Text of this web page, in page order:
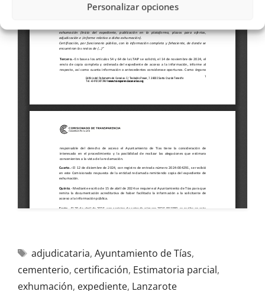
Personalizar opciones
adjudicataria, Ayuntamiento de Tías,
cementerio, certificación, Estimatoria parcial,
exhumación, expediente, Lanzarote